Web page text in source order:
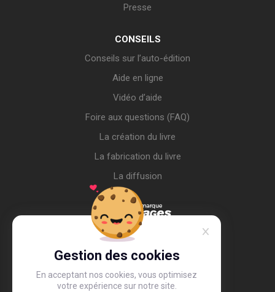
Gestion des cookies
En acceptant nos cookies, vous optimisez
votre expérience sur notre site.
Presse
CONSEILS
Conseils sur l’auto-édition
Aide en ligne
Vidéo d’aide
Foire aux questions (FAQ)
La création du livre
La fabrication du livre
La diffusion